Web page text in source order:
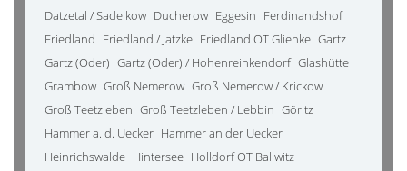
Datzetal / Sadelkow Ducherow Eggesin Ferdinandshof
Friedland Friedland / Jatzke Friedland OT Glienke Gartz
Gartz (Oder) Gartz (Oder) / Hohenreinkendorf Glashütte
Grambow Groß Nemerow Groß Nemerow / Krickow
Groß Teetzleben Groß Teetzleben / Lebbin Göritz
Hammer a. d. Uecker Hammer an der Uecker
Heinrichswalde Hintersee Holldorf OT Ballwitz